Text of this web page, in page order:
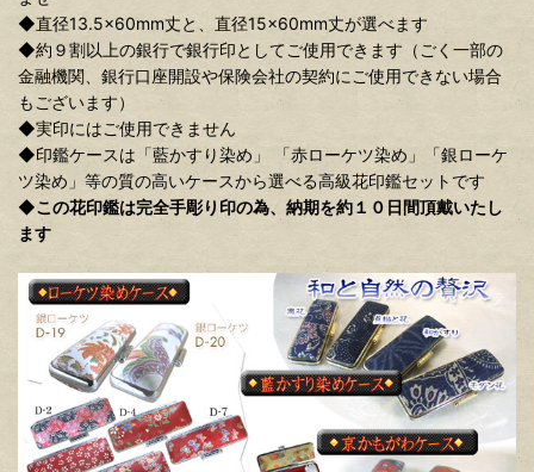
◆直径13.5×60mm丈と、直径15×60mm丈が選べます
◆約９割以上の銀行で銀行印としてご使用できます（ごく一部の
金融機関、銀行口座開設や保険会社の契約にご使用できない場合
もございます）
◆実印にはご使用できません
◆印鑑ケースは「藍かすり染め」 「赤ローケツ染め」「銀ローケ
ツ染め」等の質の高いケースから選べる高級花印鑑セットです
◆この花印鑑は完全手彫り印の為、納期を約１０日間頂戴いたし
ます